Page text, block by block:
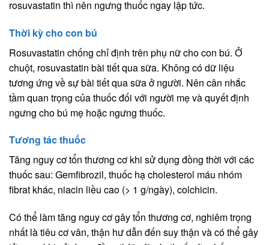
rosuvastatin thì nên ngưng thuốc ngay lập tức.
Thời kỳ cho con bú
Rosuvastatin chống chỉ định trên phụ nữ cho con bú. Ở
chuột, rosuvastatin bài tiết qua sữa. Không có dữ liệu
tương ứng về sự bài tiết qua sữa ở người. Nên cân nhắc
tầm quan trọng của thuốc đối với người mẹ và quyết định
ngưng cho bú mẹ hoặc ngưng thuốc.
Tương tác thuốc
Tăng nguy cơ tổn thương cơ khi sử dụng đồng thời với các
thuốc sau: Gemfibrozil, thuốc hạ cholesterol máu nhóm
fibrat khác, niacin liều cao (> 1 g/ngày), colchicin.
Có thể làm tăng nguy cơ gây tổn thương cơ, nghiêm trọng
nhất là tiêu cơ vân, thận hư dẫn đến suy thận và có thể gây